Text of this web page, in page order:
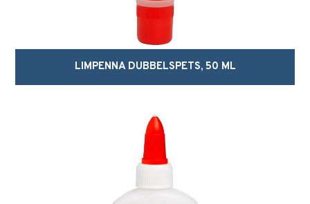
LIMPENNA DUBBELSPETS, 50 ML